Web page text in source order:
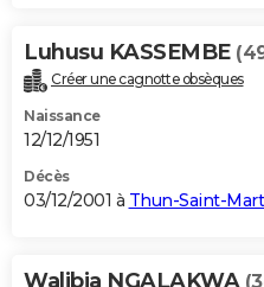
Luhusu KASSEMBE
Créer une cagnotte obsèques
Naissance
12/12/1951
Décès
03/12/2001 à Thun-Saint-
Walibia NGALAKWA